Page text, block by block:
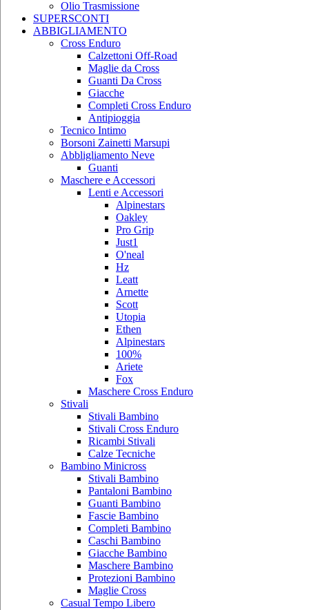
Olio Trasmissione
SUPERSCONTI
ABBIGLIAMENTO
Cross Enduro
Calzettoni Off-Road
Maglie da Cross
Guanti Da Cross
Giacche
Completi Cross Enduro
Antipioggia
Tecnico Intimo
Borsoni Zainetti Marsupi
Abbligliamento Neve
Guanti
Maschere e Accessori
Lenti e Accessori
Alpinestars
Oakley
Pro Grip
Just1
O'neal
Hz
Leatt
Arnette
Scott
Utopia
Ethen
Alpinestars
100%
Ariete
Fox
Maschere Cross Enduro
Stivali
Stivali Bambino
Stivali Cross Enduro
Ricambi Stivali
Calze Tecniche
Bambino Minicross
Stivali Bambino
Pantaloni Bambino
Guanti Bambino
Fascie Bambino
Completi Bambino
Caschi Bambino
Giacche Bambino
Maschere Bambino
Protezioni Bambino
Maglie Cross
Casual Tempo Libero